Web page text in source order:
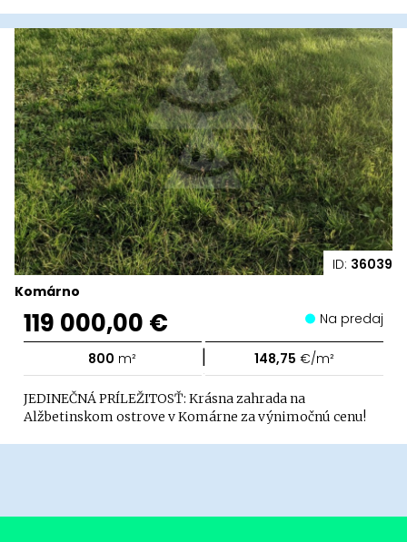
ID: 36039
Komárno
119 000,00 € Na predaj
800 m² | 148,75 €/m²
JEDINEČNÁ PRÍLEŽITOSŤ: Krásna zahrada na
Alžbetinskom ostrove v Komárne za výnimočnú cenu!